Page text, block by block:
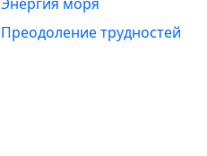
Преодоление трудностей